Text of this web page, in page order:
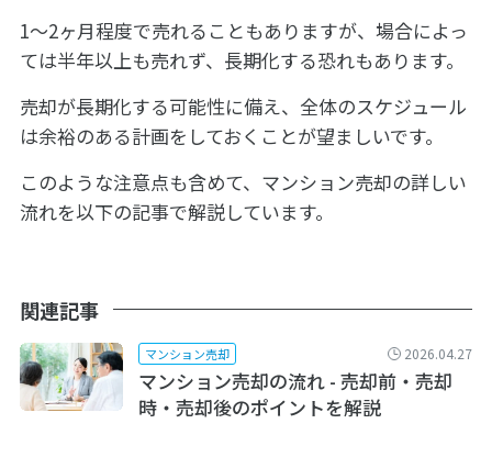
1～2ヶ月程度で売れることもありますが、場合によっ
ては半年以上も売れず、長期化する恐れもあります。
売却が長期化する可能性に備え、全体のスケジュール
は余裕のある計画をしておくことが望ましいです。
このような注意点も含めて、マンション売却の詳しい
流れを以下の記事で解説しています。
関連記事
マンション売却 2026.04.27
マンション売却の流れ - 売却前・売却
時・売却後のポイントを解説